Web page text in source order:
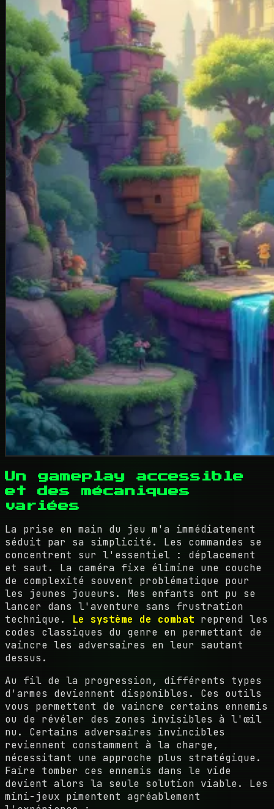
Un gameplay accessible
et des mécaniques
variées
La prise en main du jeu m'a immédiatement
séduit par sa simplicité. Les commandes se
concentrent sur l'essentiel : déplacement
et saut. La caméra fixe élimine une couche
de complexité souvent problématique pour
les jeunes joueurs. Mes enfants ont pu se
lancer dans l'aventure sans frustration
technique. Le système de combat reprend les
codes classiques du genre en permettant de
vaincre les adversaires en leur sautant
dessus.
Au fil de la progression, différents types
d'armes deviennent disponibles. Ces outils
vous permettent de vaincre certains ennemis
ou de révéler des zones invisibles à l'œil
nu. Certains adversaires invincibles
reviennent constamment à la charge,
nécessitant une approche plus stratégique.
Faire tomber ces ennemis dans le vide
devient alors la seule solution viable. Les
mini-jeux pimentent agréablement